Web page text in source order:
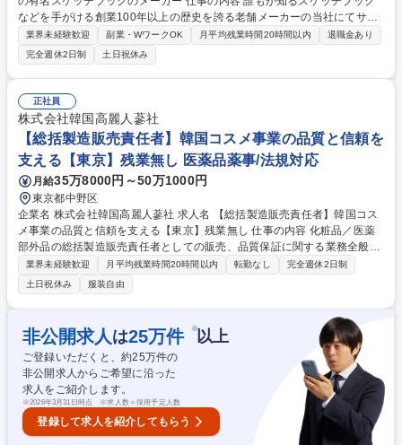
などを手がける創業100年以上の歴史を誇る老舗メーカーの当社にてサブ
グループ管理職候補として、本部商談を中心にプレイングマネージャーを
お任せします。 【担当顧客】問屋・チェーン本部・大手専門店 ※メンバ
ー担当社数併せて30社ほど管理いただきます。【担当組織の業務内容】■
卸問屋・チェーン本部商談 ■大手専門店店頭フォロー ■展示会対応等 【マ
ネジメント人数】5名程度のマネジメント 【担当エリア】東日本エリア
【出張の頻度】月1回程度（担当・時期により変動） ※就業内容の変更範
囲：当社業務全般 募集職種 【営業/東日本営業課長職候補】黒と黄色の有
名スケッチブックのメーカー
業界未経験歓迎 副業・WワークOK 月平均残業時間20時間以内
退職金あり
完全週休2日制
土日祝休み
正社員
株式会社韓国高麗人蔘社
【総括製造販売責任者】韓国コスメ事業の品質と信頼を
支える【東京】残業無し 医薬品薬事/法規対応
月給35万8000円～50万1000円
東京都中野区
企業名 株式会社韓国高麗人蔘社 求人名 【総括製造販売責任者】韓国コス
メ事業の品質と信頼を支える【東京】残業無し 仕事の内容 化粧品／医薬
部外品の総括製造販売責任者としての販売、品質保証に関する業務全般
【業務詳細】 品質不良発生時の各種対応 化粧品／医薬部外品の製造販売
届出又は承認申請 広告表現チェック薬機法目線でのアドバイス／サポート
組織・運用構築(業務フローの構築・改善、薬機法に基づく販売手順の遵
守) 従事すべき業務の変更の範囲：入社後変更無 募集職種 【総括製造販売
責任者】韓国コスメ事業の品質と信頼を支える【東京】残業無し
業界未経験歓迎 月平均残業時間20時間以内 転勤なし
完全週休2日制
土日祝休み
服装自由
非公開求人 は25万件 ※以上
ご登録いただくと、約25万件の
非公開求人からご希望に沿った
求人をご紹介します。
※2026年3月31日時点 ※求人数＝採用予定人数
登録して求人を紹介してもらう